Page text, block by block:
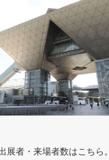
展者・来場者数はこちら。